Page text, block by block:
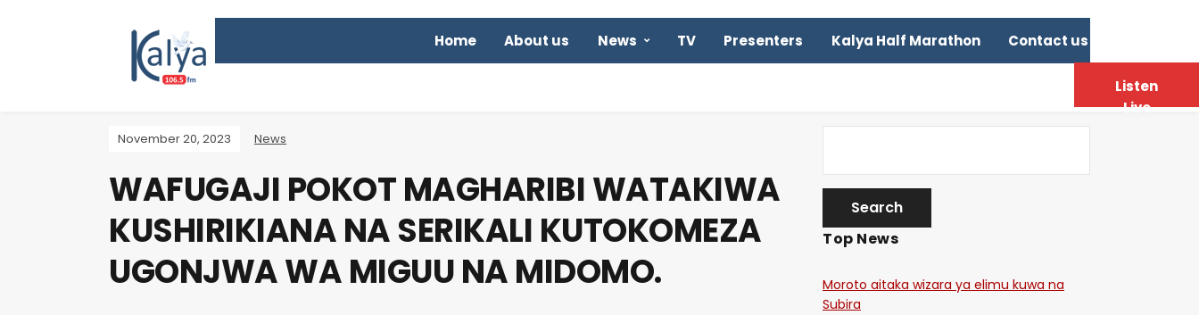
Home About us News TV Presenters Kalya Half Marathon Contact us
November 20, 2023 News
WAFUGAJI POKOT MAGHARIBI WATAKIWA
KUSHIRIKIANA NA SERIKALI KUTOKOMEZA
UGONJWA WA MIGUU NA MIDOMO.
Top News
Moroto aitaka wizara ya elimu kuwa na
Subira
Listen
Live